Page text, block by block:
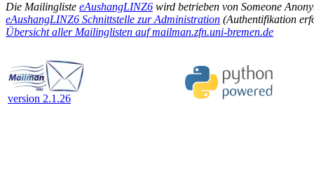
Die Mailingliste eAushangLINZ6 wird betrieben von Someone
eAushangLINZ6 Schnittstelle zur Administration (Authentifikation
Übersicht aller Mailinglisten auf mailman.zfn.uni-bremen.de
version 2.1.26